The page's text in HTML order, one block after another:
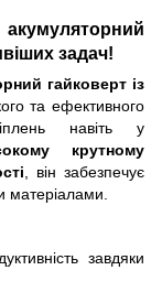
задач!
гайковерт із
та ефективного
навіть у
крутному
, він забезпечує
матеріалами.
завдяки